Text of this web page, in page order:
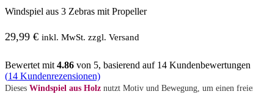
Windspiel aus 3 Zebras mit Propeller
29,99 € inkl. MwSt. zzgl. Versand
Bewertet mit 4.86 von 5, basierend auf 14 Kundenbewertungen
(14 Kundenrezensionen)
Dieses Windspiel aus Holz nutzt Motiv und Bewegung, um einen